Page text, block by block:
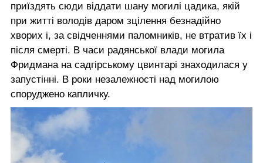
приїздять сюди віддати шану могилі цадика, якій
при житті володів даром зцілення безнадійно
хворих і, за свідченнями паломників, не втратив їх і
після смерті. В часи радянської влади могила
Фридмана на садгірському цвинтарі знаходилася у
запустінні. В роки незалежності над могилою
споруджено капличку.